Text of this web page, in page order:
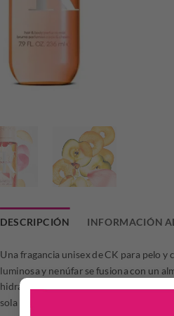
DESCRIPCIÓN INFORMACIÓN
Una fragancia unisex de CK para pelo
luminosa y nenúfar se fusiona con un
hidratante deja la piel suave e
sola o mézclala con otra bruma